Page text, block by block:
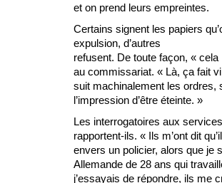
et on prend leurs empreintes.
Certains signent les papiers
expulsion, d’autres
refusent. De toute façon, «
au commissariat. « Là, ça fait
suit machinalement les ordres,
l’impression d’être éteinte. »
Les interrogatoires aux
rapportent-ils. « Ils m’ont dit
envers un policier, alors que je
Allemande de 28 ans qui
j’essayais de répondre, ils me